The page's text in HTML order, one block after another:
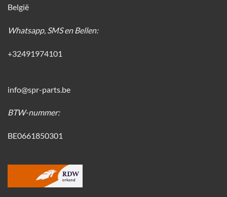
België
Whatsapp, SMS en Bellen:
+32491974101
info@spr-parts.be
BTW-nummer:
BE0661850301